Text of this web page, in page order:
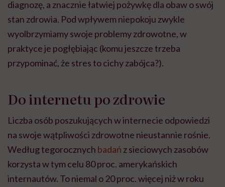
diagnozę, a znacznie łatwiej pożywkę dla obaw o swój
stan zdrowia. Pod wpływem niepokoju zwykle
wyolbrzymiamy swoje problemy zdrowotne, w
praktyce je pogłębiając (komu jeszcze trzeba
przypominać, że stres to cichy zabójca?).
Do internetu po zdrowie
Liczba osób poszukujących w internecie odpowiedzi
na swoje wątpliwości zdrowotne nieustannie rośnie.
Według tegorocznych badań z sieciowych zasobów
korzysta w tym celu 80 proc. amerykańskich
internautów. To niemal o 20 proc. więcej niż w roku